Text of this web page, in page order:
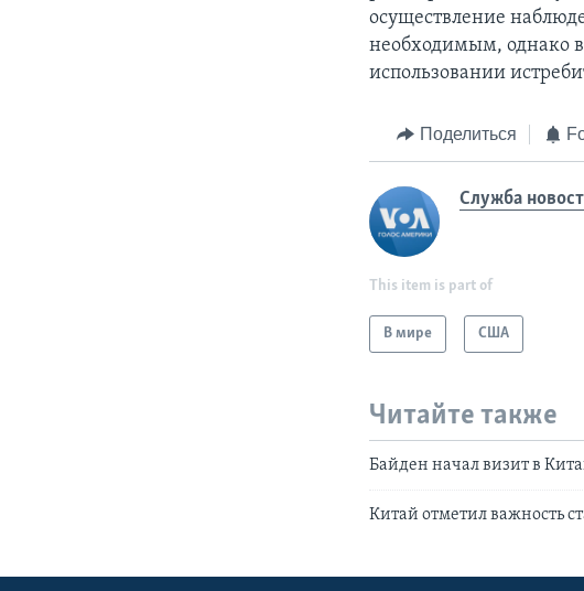
осуществление
необходимым, однако в
использовании
Поделиться
Служба
This item is part of
В мире США
Читайте также
Байден начал визит в
Китай отметил важность